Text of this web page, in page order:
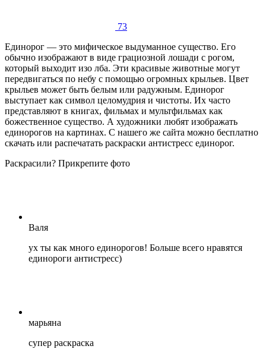
73
Единорог — это мифическое выдуманное существо. Его
обычно изображают в виде грациозной лошади с рогом,
который выходит изо лба. Эти красивые животные могут
передвигаться по небу с помощью огромных крыльев. Цвет
крыльев может быть белым или радужным. Единорог
выступает как символ целомудрия и чистоты. Их часто
представляют в книгах, фильмах и мультфильмах как
божественное существо. А художники любят изображать
единорогов на картинах. С нашего же сайта можно бесплатно
скачать или распечатать раскраски антистресс единорог.
Раскрасили? Прикрепите фото
Валя
ух ты как много единорогов! Больше всего нравятся
единороги антистресс)
марьяна
супер раскраска